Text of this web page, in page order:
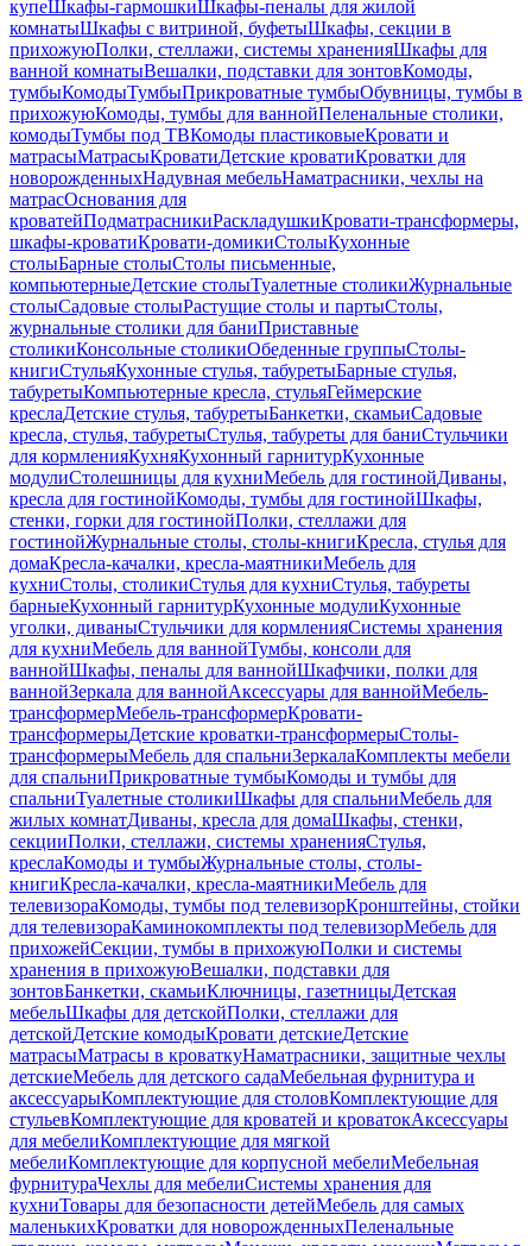
купеШкафы-гармошкиШкафы-пеналы для жилой
комнатыШкафы с витриной, буфетыШкафы, секции в
прихожуюПолки, стеллажи, системы храненияШкафы для
ванной комнатыВешалки, подставки для зонтовКомоды,
тумбыКомодыТумбыПрикроватные тумбыОбувницы, тумбы в
прихожуюКомоды, тумбы для ваннойПеленальные столики,
комодыТумбы под ТВКомоды пластиковыеКровати и
матрасыМатрасыКроватиДетские кроватиКроватки для
новорожденныхНадувная мебельНаматрасники, чехлы на
матрасОснования для
кроватейПодматрасникиРаскладушкиКровати-трансформеры,
шкафы-кроватиКровати-домикиСтолыКухонные
столыБарные столыСтолы письменные,
компьютерныеДетские столыТуалетные столикиЖурнальные
столыСадовые столыРастущие столы и партыСтолы,
журнальные столики для баниПриставные
столикиКонсольные столикиОбеденные группыСтолы-
книгиСтульяКухонные стулья, табуретыБарные стулья,
табуретыКомпьютерные кресла, стульяГеймерские
креслаДетские стулья, табуретыБанкетки, скамьиСадовые
кресла, стулья, табуретыСтулья, табуреты для баниСтульчики
для кормленияКухняКухонный гарнитурКухонные
модулиСтолешницы для кухниМебель для гостинойДиваны,
кресла для гостинойКомоды, тумбы для гостинойШкафы,
стенки, горки для гостинойПолки, стеллажи для
гостинойЖурнальные столы, столы-книгиКресла, стулья для
домаКресла-качалки, кресла-маятникиМебель для
кухниСтолы, столикиСтулья для кухниСтулья, табуреты
барныеКухонный гарнитурКухонные модулиКухонные
уголки, диваныСтульчики для кормленияСистемы хранения
для кухниМебель для ваннойТумбы, консоли для
ваннойШкафы, пеналы для ваннойШкафчики, полки для
ваннойЗеркала для ваннойАксессуары для ваннойМебель-
трансформерМебель-трансформерКровати-
трансформерыДетские кроватки-трансформерыСтолы-
трансформерыМебель для спальниЗеркалаКомплекты мебели
для спальниПрикроватные тумбыКомоды и тумбы для
спальниТуалетные столикиШкафы для спальниМебель для
жилых комнатДиваны, кресла для домаШкафы, стенки,
секцииПолки, стеллажи, системы храненияСтулья,
креслаКомоды и тумбыЖурнальные столы, столы-
книгиКресла-качалки, кресла-маятникиМебель для
телевизораКомоды, тумбы под телевизорКронштейны, стойки
для телевизораКаминокомплекты под телевизорМебель для
прихожейСекции, тумбы в прихожуюПолки и системы
хранения в прихожуюВешалки, подставки для
зонтовБанкетки, скамьиКлючницы, газетницыДетская
мебельШкафы для детскойПолки, стеллажи для
детскойДетские комодыКровати детскиеДетские
матрасыМатрасы в кроваткуНаматрасники, защитные чехлы
детскиеМебель для детского садаМебельная фурнитура и
аксессуарыКомплектующие для столовКомплектующие для
стульевКомплектующие для кроватей и кроватокАксессуары
для мебелиКомплектующие для мягкой
мебелиКомплектующие для корпусной мебелиМебельная
фурнитураЧехлы для мебелиСистемы хранения для
кухниТовары для безопасности детейМебель для самых
маленькихКроватки для новорожденныхПеленальные